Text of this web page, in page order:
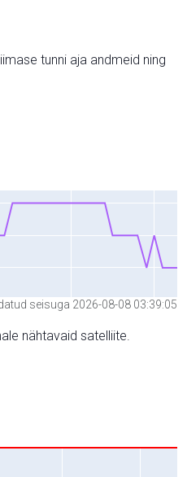
tunni aja andmeid ning
seisuga 2026-08-08 03:39:05
nähtavaid satelliite.